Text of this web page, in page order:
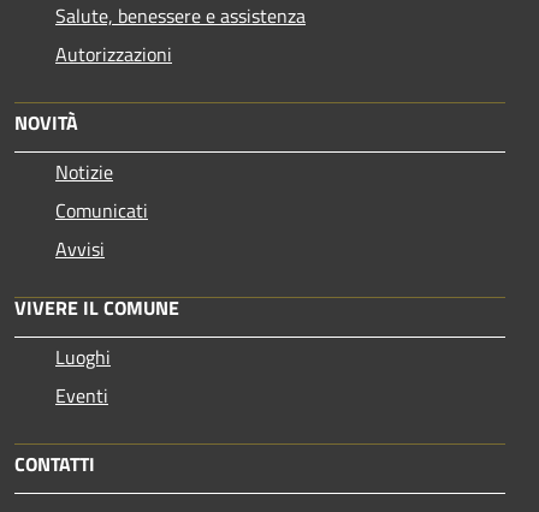
Salute, benessere e assistenza
Autorizzazioni
NOVITÀ
Notizie
Comunicati
Avvisi
VIVERE IL COMUNE
Luoghi
Eventi
CONTATTI